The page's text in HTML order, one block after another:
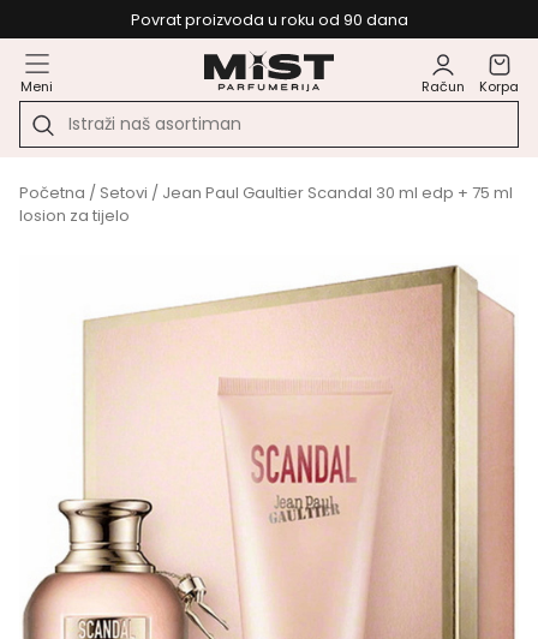
Povrat proizvoda u roku od 90 dana
Meni Račun Korpa
Početna / Setovi / Jean Paul Gaultier Scandal 30 ml edp + 75 ml
losion za tijelo